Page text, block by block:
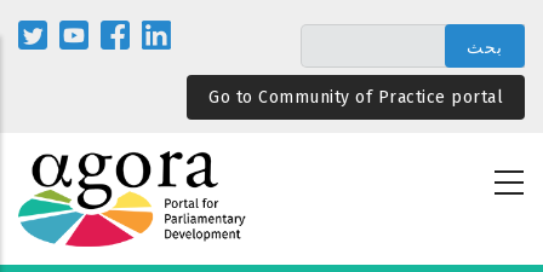
المحتوى
الرئيسيGo to Community of Practice portal